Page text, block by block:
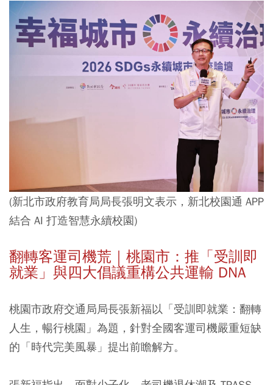
(新北市政府教育局局長張明文表示，新北校園通 APP
結合 AI 打造智慧永續校園)
翻轉客運司機荒｜桃園市：推「受訓即
就業」與四大倡議重構公共運輸 DNA
桃園市政府交通局局長張新福以「受訓即就業：翻轉
人生，暢行桃園」為題，針對全國客運司機嚴重短缺
的「時代完美風暴」提出前瞻解方。